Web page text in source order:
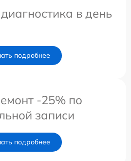
в день
подробнее
-25% по
записи
подробнее